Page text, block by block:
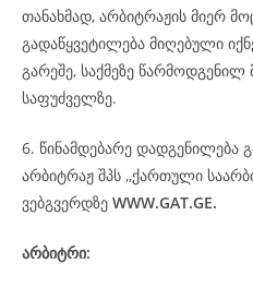
თანახმად, არბიტრაჟის მიერ
გადაწყვეტილება მიღებული
გარეშე, საქმეზე წარმოდგენილ
საფუძველზე.
6. წინამდებარე დადგენილება
არბიტრაჟ შპს ,,ქართული
ვებგვერდზე WWW.GAT.GE.